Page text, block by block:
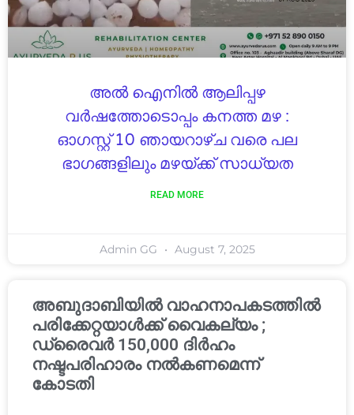
അൽ ഐനിൽ ആലിപ്പഴ
വർഷത്തോടൊപ്പം കനത്ത മഴ :
ഓഗസ്റ്റ് 10 ഞായറാഴ്ച വരെ പല
ഭാഗങ്ങളിലും മഴയ്ക്ക് സാധ്യത
READ MORE
Admin GG August 7, 2025
അബുദാബിയിൽ വാഹനാപകടത്തിൽ
പരിക്കേറ്റയാൾക്ക് വൈകല്യം ;
ഡ്രൈവർ 150,000 ദിർഹം
നഷ്ടപരിഹാരം നൽകണമെന്ന്
കോടതി